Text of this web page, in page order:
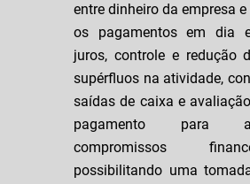
entre dinheiro da empresa
os pagamentos em dia
juros, controle e redução
supérfluos na atividade,
saídas de caixa e
pagamento para
compromissos
possibilitando uma